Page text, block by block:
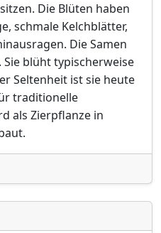
Die Blüten haben
schmale Kelchblätter,
Die Samen
blüht typischerweise
Seltenheit ist sie heute
traditionelle
als Zierpflanze in